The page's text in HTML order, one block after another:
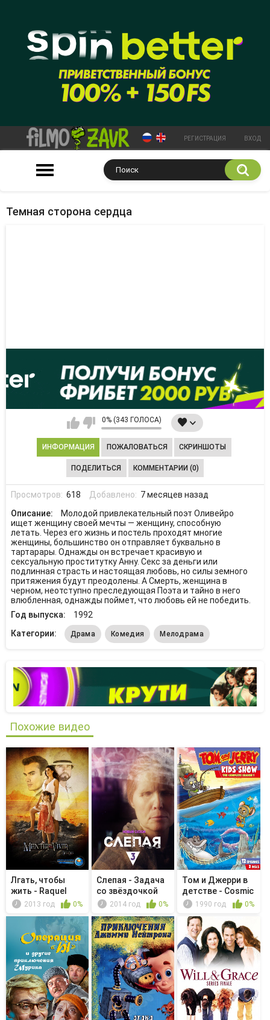
РЕГИСТРАЦИЯ ВХОД
Темная сторона сердца
0% (343 ГОЛОСА)
ИНФОРМАЦИЯ ПОЖАЛОВАТЬСЯ СКРИНШОТЫ
ПОДЕЛИТЬСЯ КОММЕНТАРИИ (0)
Просмотров: 618 Добавлено: 7 месяцев назад
Описание:
Молодой привлекательный поэт Оливейро
ищет женщину своей мечты — женщину, способную
летать. Через его жизнь и постель проходят многие
женщины, большинство он отправляет буквально в
тартарары. Однажды он встречает красивую и
сексуальную проститутку Анну. Секс за деньги или
подлинная страсть и настоящая любовь, но силы земного
притяжения будут преодолены. А Смерть, женщина в
черном, неотступно преследующая Поэта и тайно в него
влюбленная, однажды поймет, что любовь ей не победить.
Год выпуска:
1992
Категории:
Драма Комедия Мелодрама
Похожие видео
Лгать, чтобы
жить - Raquel
embarazada
2013 год 0%
Слепая - Задача
со звёздочкой
2014 год 0%
Том и Джерри в
детстве - Cosmic
Chaos...
1990 год 0%